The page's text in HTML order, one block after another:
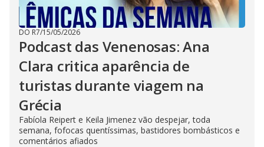
DO R7/15/05/2026
Podcast das Venenosas: Ana
Clara critica aparência de
turistas durante viagem na
Grécia
Fabíola Reipert e Keila Jimenez vão despejar, toda
semana, fofocas quentíssimas, bastidores bombásticos e
comentários afiados